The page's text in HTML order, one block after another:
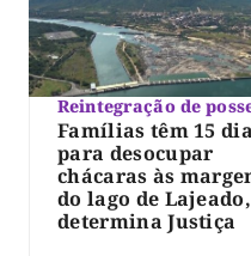
Reintegração de
Famílias têm 15
para desocupar
chácaras às
do lago de Lajeado,
determina Justiça